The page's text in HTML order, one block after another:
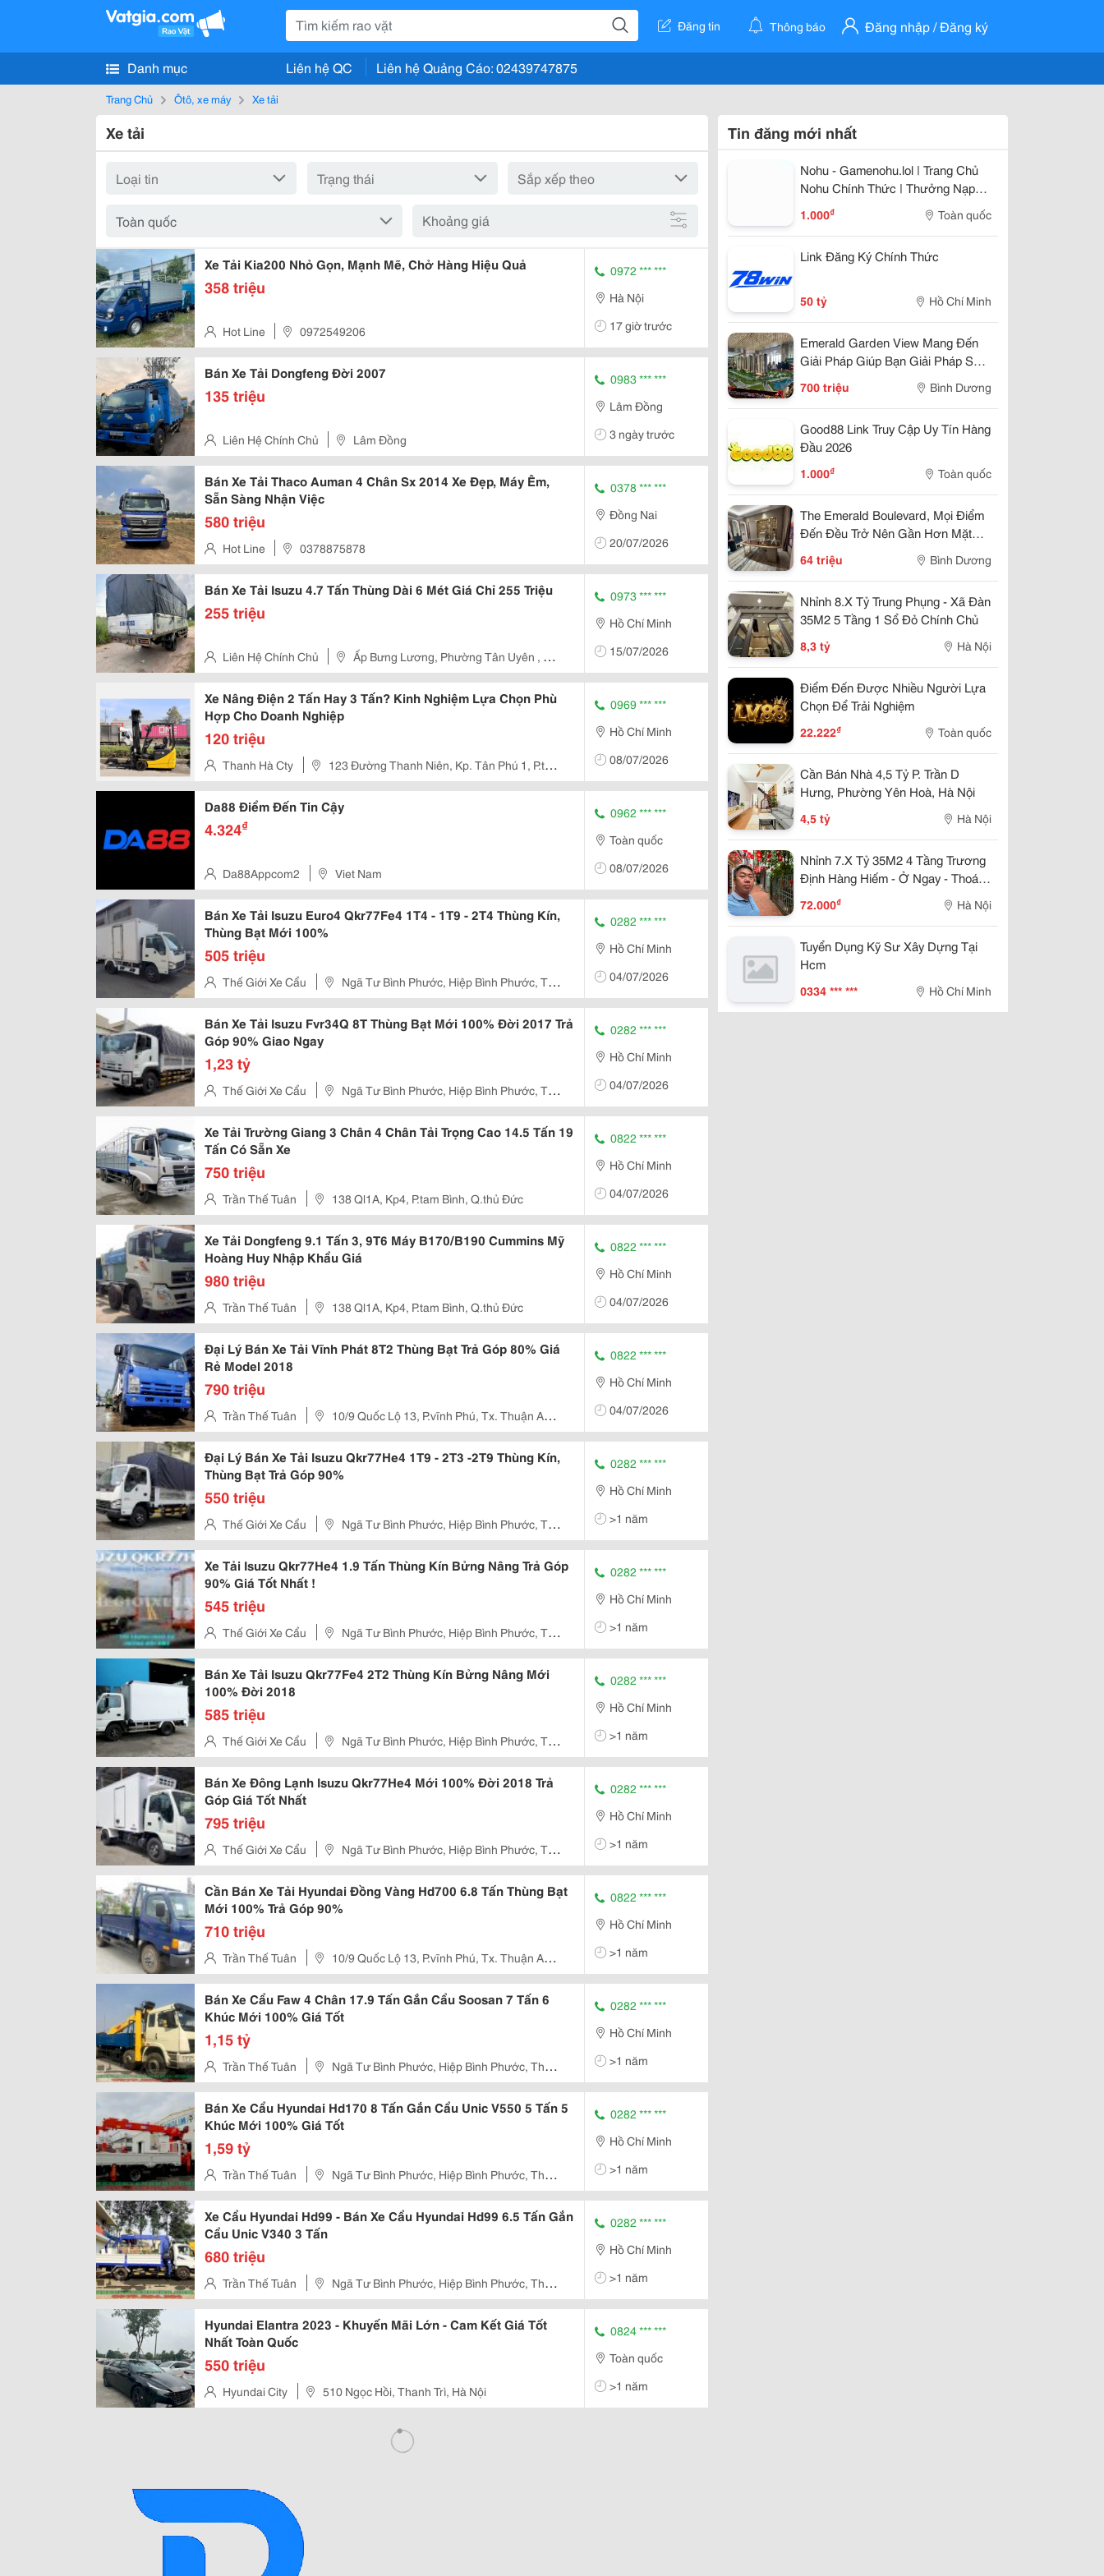
Đăng tin Thông báo Đăng nhập / Đăng ký
Danh mục Liên hệ QC Liên hệ Quảng Cáo: 02439747875
Trang Chủ Ôtô, xe máy Xe tải
Xe tải
Khoảng giá
Xe Tải Kia200 Nhỏ Gọn, Mạnh Mẽ, Chở Hàng Hiệu Quả
358 triệu
Hot Line 0972549206
0972 *** ***
Hà Nội
17 giờ trước
Bán Xe Tải Dongfeng Đời 2007
135 triệu
Liên Hệ Chính Chủ Lâm Đồng
0983 *** ***
Lâm Đồng
3 ngày trước
Bán Xe Tải Thaco Auman 4 Chân Sx 2014 Xe Đẹp, Máy Êm,
Sẵn Sàng Nhận Việc
580 triệu
Hot Line 0378875878
0378 *** ***
Đồng Nai
20/07/2026
Bán Xe Tải Isuzu 4.7 Tấn Thùng Dài 6 Mét Giá Chỉ 255 Triệu
255 triệu
Liên Hệ Chính Chủ
Ấp Bưng Lương, Phường Tân Uyên , Tp.
Hồ Chí Minh.
0973 *** ***
Hồ Chí Minh
15/07/2026
Xe Nâng Điện 2 Tấn Hay 3 Tấn? Kinh Nghiệm Lựa Chọn Phù
Hợp Cho Doanh Nghiệp
120 triệu
Thanh Hà Cty
123 Đường Thanh Niên, Kp. Tân Phú 1, P.tân
Đông Hiệp, Tp.hcm
0969 *** ***
Hồ Chí Minh
08/07/2026
Da88 Điểm Đến Tin Cậy
4.324₫
Da88Appcom2 Viet Nam
0962 *** ***
Toàn quốc
08/07/2026
Bán Xe Tải Isuzu Euro4 Qkr77Fe4 1T4 - 1T9 - 2T4 Thùng Kín,
Thùng Bạt Mới 100%
505 triệu
Thế Giới Xe Cẩu
Ngã Tư Bình Phước, Hiệp Bình Phước, Thủ
Đức, Hồ Chí Minh, Việt Nam
0282 *** ***
Hồ Chí Minh
04/07/2026
Bán Xe Tải Isuzu Fvr34Q 8T Thùng Bạt Mới 100% Đời 2017 Trả
Góp 90% Giao Ngay
1,23 tỷ
Thế Giới Xe Cẩu
Ngã Tư Bình Phước, Hiệp Bình Phước, Thủ
Đức, Hồ Chí Minh, Việt Nam
0282 *** ***
Hồ Chí Minh
04/07/2026
Xe Tải Trường Giang 3 Chân 4 Chân Tải Trọng Cao 14.5 Tấn 19
Tấn Có Sẵn Xe
750 triệu
Trần Thế Tuân 138 Ql1A, Kp4, P.tam Bình, Q.thủ Đức
0822 *** ***
Hồ Chí Minh
04/07/2026
Xe Tải Dongfeng 9.1 Tấn 3, 9T6 Máy B170/B190 Cummins Mỹ
Hoàng Huy Nhập Khẩu Giá
980 triệu
Trần Thế Tuân 138 Ql1A, Kp4, P.tam Bình, Q.thủ Đức
0822 *** ***
Hồ Chí Minh
04/07/2026
Đại Lý Bán Xe Tải Vĩnh Phát 8T2 Thùng Bạt Trả Góp 80% Giá
Rẻ Model 2018
790 triệu
Trần Thế Tuân
10/9 Quốc Lộ 13, P.vĩnh Phú, Tx. Thuận An,
Bình Dương, Việt Nam
0822 *** ***
Hồ Chí Minh
04/07/2026
Đại Lý Bán Xe Tải Isuzu Qkr77He4 1T9 - 2T3 -2T9 Thùng Kín,
Thùng Bạt Trả Góp 90%
550 triệu
Thế Giới Xe Cẩu
Ngã Tư Bình Phước, Hiệp Bình Phước, Thủ
Đức, Hồ Chí Minh, Việt Nam
0282 *** ***
Hồ Chí Minh
>1 năm
Xe Tải Isuzu Qkr77He4 1.9 Tấn Thùng Kín Bửng Nâng Trả Góp
90% Giá Tốt Nhất !
545 triệu
Thế Giới Xe Cẩu
Ngã Tư Bình Phước, Hiệp Bình Phước, Thủ
Đức, Hồ Chí Minh, Việt Nam
0282 *** ***
Hồ Chí Minh
>1 năm
Bán Xe Tải Isuzu Qkr77Fe4 2T2 Thùng Kín Bửng Nâng Mới
100% Đời 2018
585 triệu
Thế Giới Xe Cẩu
Ngã Tư Bình Phước, Hiệp Bình Phước, Thủ
Đức, Hồ Chí Minh, Việt Nam
0282 *** ***
Hồ Chí Minh
>1 năm
Bán Xe Đông Lạnh Isuzu Qkr77He4 Mới 100% Đời 2018 Trả
Góp Giá Tốt Nhất
795 triệu
Thế Giới Xe Cẩu
Ngã Tư Bình Phước, Hiệp Bình Phước, Thủ
Đức, Hồ Chí Minh, Việt Nam
0282 *** ***
Hồ Chí Minh
>1 năm
Cần Bán Xe Tải Hyundai Đồng Vàng Hd700 6.8 Tấn Thùng Bạt
Mới 100% Trả Góp 90%
710 triệu
Trần Thế Tuân
10/9 Quốc Lộ 13, P.vĩnh Phú, Tx. Thuận An,
Bình Dương, Việt Nam
0822 *** ***
Hồ Chí Minh
>1 năm
Bán Xe Cẩu Faw 4 Chân 17.9 Tấn Gắn Cẩu Soosan 7 Tấn 6
Khúc Mới 100% Giá Tốt
1,15 tỷ
Trần Thế Tuân
Ngã Tư Bình Phước, Hiệp Bình Phước, Thủ
Đức, Hồ Chí Minh, Việt Nam
0282 *** ***
Hồ Chí Minh
>1 năm
Bán Xe Cẩu Hyundai Hd170 8 Tấn Gắn Cẩu Unic V550 5 Tấn 5
Khúc Mới 100% Giá Tốt
1,59 tỷ
Trần Thế Tuân
Ngã Tư Bình Phước, Hiệp Bình Phước, Thủ
Đức, Hồ Chí Minh, Việt Nam
0282 *** ***
Hồ Chí Minh
>1 năm
Xe Cẩu Hyundai Hd99 - Bán Xe Cẩu Hyundai Hd99 6.5 Tấn Gắn
Cẩu Unic V340 3 Tấn
680 triệu
Trần Thế Tuân
Ngã Tư Bình Phước, Hiệp Bình Phước, Thủ
Đức, Hồ Chí Minh, Việt Nam
0282 *** ***
Hồ Chí Minh
>1 năm
Hyundai Elantra 2023 - Khuyến Mãi Lớn - Cam Kết Giá Tốt
Nhất Toàn Quốc
550 triệu
Hyundai City 510 Ngọc Hồi, Thanh Trì, Hà Nội
0824 *** ***
Toàn quốc
>1 năm
Tin đăng mới nhất
Nohu - Gamenohu.lol | Trang Chủ
Nohu Chính Thức | Thưởng Nạp
1.000₫ Toàn quốc
Link Đăng Ký Chính Thức
50 tỷ Hồ Chí Minh
Emerald Garden View Mang Đến
Giải Pháp Giúp Bạn Giải Pháp Sở
700 triệu Bình Dương
Good88 Link Truy Cập Uy Tín Hàng
Đầu 2026
1.000₫ Toàn quốc
The Emerald Boulevard, Mọi Điểm
Đến Đều Trở Nên Gần Hơn Mặt
64 triệu Bình Dương
Nhỉnh 8.X Tỷ Trung Phụng - Xã Đàn
35M2 5 Tầng 1 Sổ Đỏ Chính Chủ
8,3 tỷ Hà Nội
Điểm Đến Được Nhiều Người Lựa
Chọn Để Trải Nghiệm
22.222₫ Toàn quốc
Cần Bán Nhà 4,5 Tỷ P. Trần D
Hưng, Phường Yên Hoà, Hà Nội
4,5 tỷ Hà Nội
Nhỉnh 7.X Tỷ 35M2 4 Tầng Trương
Định Hàng Hiếm - Ở Ngay - Thoáng
Trước Sau. Sổ Đỏ Cất Két
72.000₫ Hà Nội
Tuyển Dụng Kỹ Sư Xây Dựng Tại
Hcm
0334 *** *** Hồ Chí Minh